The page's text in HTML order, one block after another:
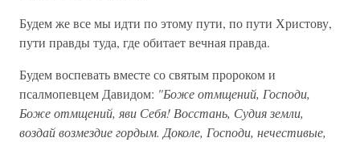
Будем же все мы идти по этому пути, по пути Христову,
пути правды туда, где обитает вечная правда.
Будем воспевать вместе со святым пророком и
псалмопевцем Давидом: "Боже отмщений, Господи,
Боже отмщений, яви Себя! Восстань, Судия земли,
воздай возмездие гордым. Доколе, Господи, нечестивые,